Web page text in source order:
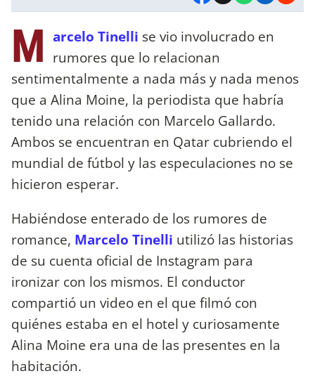
M arcelo Tinelli se vio involucrado en
rumores que lo relacionan
sentimentalmente a nada más y nada menos
que a Alina Moine, la periodista que habría
tenido una relación con Marcelo Gallardo.
Ambos se encuentran en Qatar cubriendo el
mundial de fútbol y las especulaciones no se
hicieron esperar.
Habiéndose enterado de los rumores de
romance, Marcelo Tinelli utilizó las historias
de su cuenta oficial de Instagram para
ironizar con los mismos. El conductor
compartió un video en el que filmó con
quiénes estaba en el hotel y curiosamente
Alina Moine era una de las presentes en la
habitación.